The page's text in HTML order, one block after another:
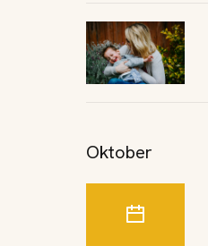
Oktober